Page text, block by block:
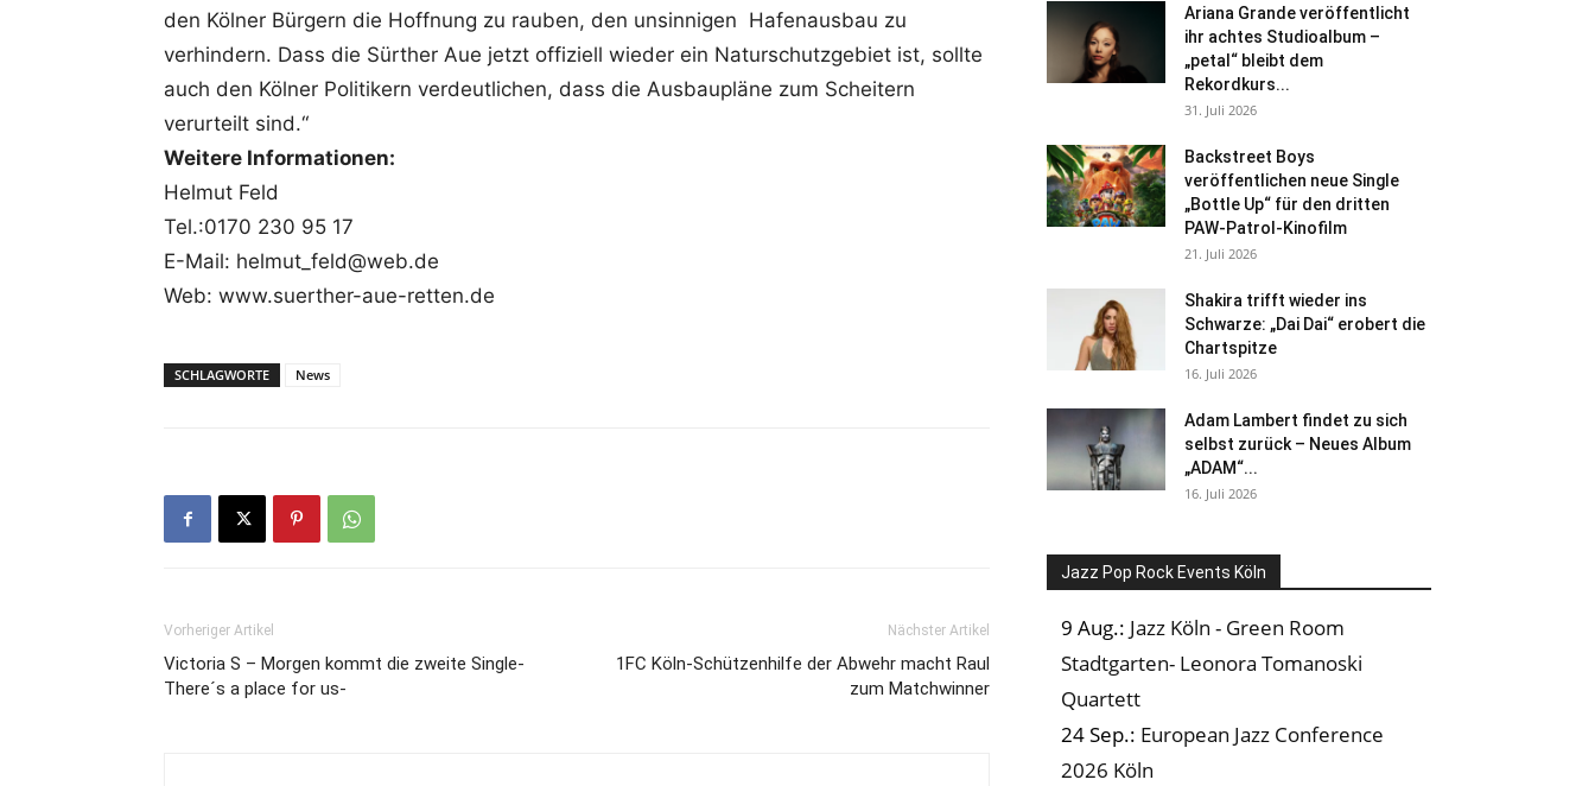
den Kölner Bürgern die Hoffnung zu rauben, den unsinnigen Hafenausbau zu
verhindern. Dass die Sürther Aue jetzt offiziell wieder ein Naturschutzgebiet ist, sollte
auch den Kölner Politikern verdeutlichen, dass die Ausbaupläne zum Scheitern
verurteilt sind.“
Weitere Informationen:
Helmut Feld
Tel.:0170 230 95 17
E-Mail: helmut_feld@web.de
Web: www.suerther-aue-retten.de
SCHLAGWORTE News
Vorheriger Artikel
Victoria S – Morgen kommt die zweite Single-
There´s a place for us-
Nächster Artikel
1FC Köln-Schützenhilfe der Abwehr macht Raul
zum Matchwinner
Ariana Grande veröffentlicht
ihr achtes Studioalbum –
„petal“ bleibt dem
Rekordkurs...
31. Juli 2026
Backstreet Boys
veröffentlichen neue Single
„Bottle Up“ für den dritten
PAW-Patrol-Kinofilm
21. Juli 2026
Shakira trifft wieder ins
Schwarze: „Dai Dai“ erobert die
Chartspitze
16. Juli 2026
Adam Lambert findet zu sich
selbst zurück – Neues Album
„ADAM“...
16. Juli 2026
Jazz Pop Rock Events Köln
9 Aug.: Jazz Köln - Green Room
Stadtgarten- Leonora Tomanoski
Quartett
24 Sep.: European Jazz Conference
2026 Köln